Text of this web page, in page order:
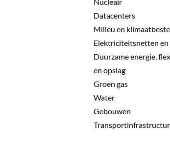
Datacenters
Milieu en
Elektriciteitsnetten en
Duurzame energie,
en opslag
Groen gas
Water
Gebouwen